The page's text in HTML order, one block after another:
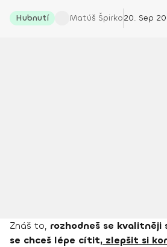
Hubnutí Matúš Špirko20. Sep
Znáš to, rozhodneš se
se chceš lépe cítit, zlepšit si